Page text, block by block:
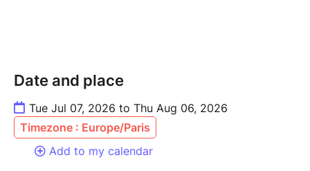
Date and place
Tue Jul 07, 2026 to Thu Aug 06, 2026
Timezone : Europe/Paris
Add to my calendar